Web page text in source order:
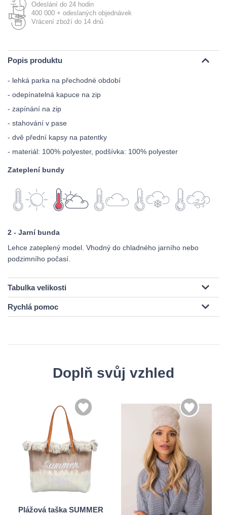
Odeslání do 24 hodin
400 000 + odeslaných objednávek
Vrácení zboží do 14 dnů
Popis produktu
- lehká parka na přechodné období
- odepínatelná kapuce na zip
- zapínání na zip
- stahování v pase
- dvě přední kapsy na patentky
- materiál: 100% polyester, podšívka: 100% polyester
Zateplení bundy
2 - Jarní bunda
Lehce zateplený model. Vhodný do chladného jarního nebo
podzimního počasí.
Tabulka velikosti
Rychlá pomoc
Doplň svůj vzhled
Plážová taška SUMMER
Univerzální